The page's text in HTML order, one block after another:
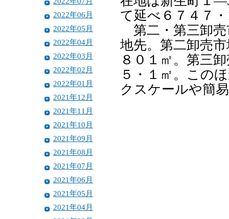
2022年06月
2022年05月
2022年04月
2022年03月
2022年02月
2022年01月
2021年12月
2021年11月
2021年10月
2021年09月
2021年08月
2021年07月
2021年06月
2021年05月
2021年04月
て延べ６７４７
第二・第三卸
地先。第二卸売
８０１㎡。第三
５・１㎡。この
クスケールや簡